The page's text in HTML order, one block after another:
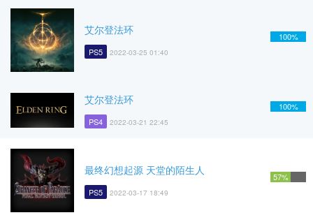
艾尔登法环
PS5 2022-03-25 01:40
100%
艾尔登法环
PS4 2022-03-21 22:45
100%
最终幻想起源 天堂的陌生人
PS5 2022-03-17 18:49
57%